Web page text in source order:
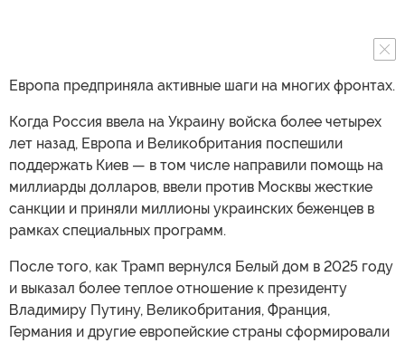
Европа предприняла активные шаги на многих фронтах.
Когда Россия ввела на Украину войска более четырех
лет назад, Европа и Великобритания поспешили
поддержать Киев — в том числе направили помощь на
миллиарды долларов, ввели против Москвы жесткие
санкции и приняли миллионы украинских беженцев в
рамках специальных программ.
После того, как Трамп вернулся Белый дом в 2025 году
и выказал более теплое отношение к президенту
Владимиру Путину, Великобритания, Франция,
Германия и другие европейские страны сформировали